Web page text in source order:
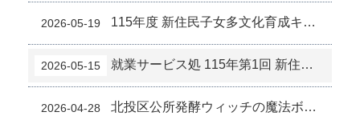
2026-05-19 115年度 新住民子女多文化育成キャンプ ― キャリア体験参加受付開始！応募締切は115年6月5日まで (5-8)
2026-05-15 就業サービス処 115年第1回 新住民企業見学会 5/20開催 ― 黛寶拉株式会社および台北漢來大ホテル (5-3)
2026-04-28 北投区公所発酵ウィッチの魔法ボトル―草山柑ジャムと野菜発酵ボトル講座学習成果 (4-8)